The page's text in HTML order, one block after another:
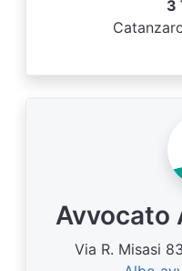
3
Avvocato
Via R. Misasi